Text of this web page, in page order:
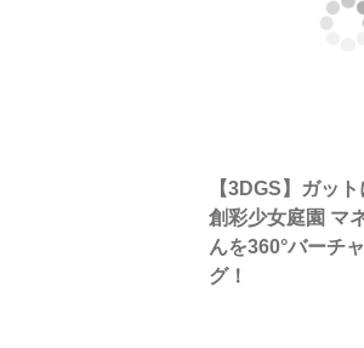
【3DGS】ガッ
創彩少女庭園 マ
んを360°バーチ
グ！